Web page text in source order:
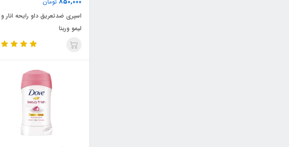
اسپری ضدتعریق داو رایحه انار و
لیمو وربنا